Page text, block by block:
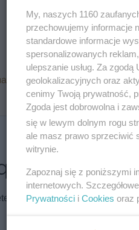
o ekspresie, który
the verification check.
My, naszych 1160
przechowujemy informacje
standardowe informacje
spersonalizowanych
ulepszanie usług. Za
geolokalizacyjnych oraz
cenimy Twoją prywatność,
Zgoda jest dobrowolna i
się w lewym dolnym rogu
ale masz prawo sprzeciwić
witrynie.
Zapoznaj się z poniższymi
internetowych.
Prywatności i Cookies oraz